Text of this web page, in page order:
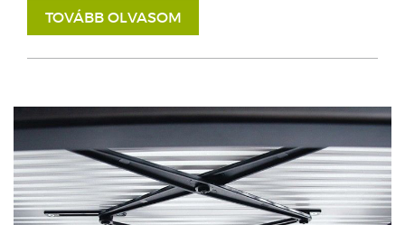
TOVÁBB OLVASOM